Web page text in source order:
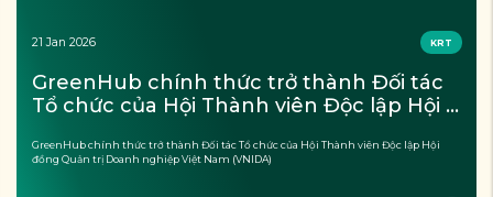
21 Jan 2026 KRT
GreenHub chính thức trở thành Đối tác
Tổ chức của Hội Thành viên Độc lập Hội
(VNIDA)
GreenHub chính thức trở thành Đối tác Tổ chức của Hội Thành viên Độc lập Hội
đồng Quản trị Doanh nghiệp Việt Nam (VNIDA)